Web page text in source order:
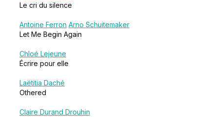
Le cri du silence
Antoine Ferron Arno Schuitemaker
Let Me Begin Again
Chloé Lejeune
Écrire pour elle
Laëtitia Daché
Othered
Claire Durand Drouhin